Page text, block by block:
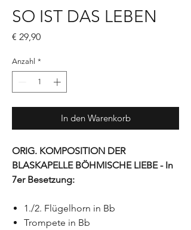
SO IST DAS LEBEN
€ 29,90Preis
Anzahl *
In den Warenkorb
ORIG. KOMPOSITION DER
BLASKAPELLE BÖHMISCHE LIEBE - In
7er Besetzung:
1./2. Flügelhorn in Bb
Trompete in Bb